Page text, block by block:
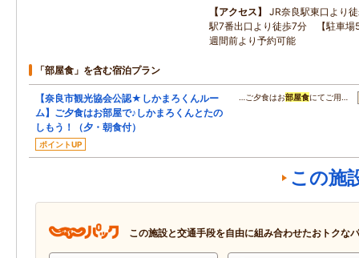
アクセス
JR奈良駅東口より
駅7番出口より徒歩7分 【駐車場
週間前より予約可能
「部屋食」を含む宿泊プラン
【奈良市観光協会公認★しかまろくんルー
ム】ご夕食はお部屋で♪しかまろくんとたの
しもう！（夕・朝食付）
ポイントUP
…ご夕食はお部屋食にてご用…
この施
この施設と交通手段を自由に組み合わせたおトクな